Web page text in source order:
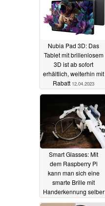
Nubia Pad 3D: Das
Tablet mit brillenlosem
3D ist ab sofort
erhältlich, weiterhin mit
Rabatt 12.04.2023
Smart Glasses: Mit
dem Raspberry Pi
kann man sich eine
smarte Brille mit
Handerkennung selber
bauen25.09.2021